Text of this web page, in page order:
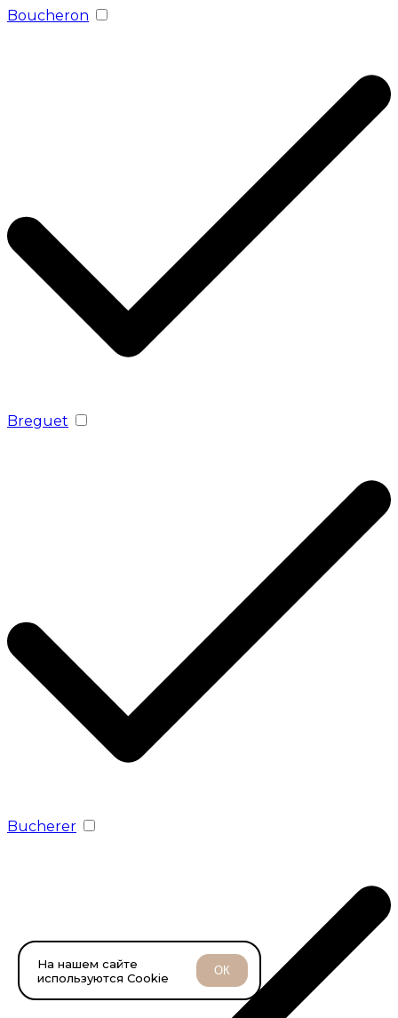
Boucheron
Breguet
Bucherer
На нашем сайте
используются Cookie
ОК